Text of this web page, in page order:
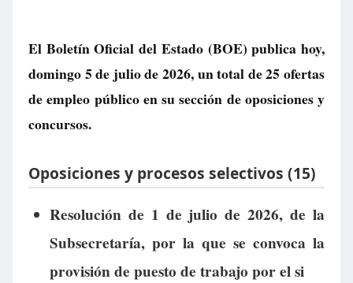
El Boletín Oficial del Estado (BOE) publica hoy,
domingo 5 de julio de 2026, un total de25 ofertas
de empleo públicoen su sección de oposiciones y
concursos.
Oposiciones y procesos selectivos (15)
Resolución de 1 de julio de 2026, de la
Subsecretaría, por la que se convoca la
provisión de puesto de trabajo por el si